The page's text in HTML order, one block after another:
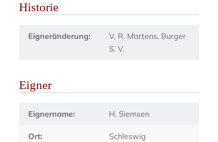
Historie
Eigneränderung:
V, R. Martens, Burger
S. V.
Eigner
Eignername: H. Siemsen
Ort: Schleswig